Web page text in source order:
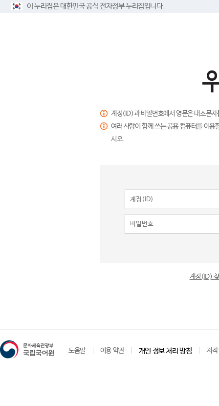
이 누리집은 대한민국 공식 전자정부 누리집입니다.
계정(ID)과 비밀번호에서 영문은 대소문
여러 사람이 함께 쓰는 공용 컴퓨터를 이
시오.
계정(ID)
도움말 이용 약관 개인 정보 처리 방침 저